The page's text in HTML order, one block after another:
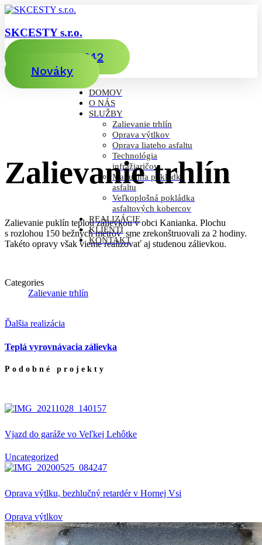
SKCESTY s.r.o.
0911 820 342
Nováky
DOMOV
O NÁS
SLUŽBY
Zalievanie trhlín
Oprava výtlkov
Oprava liateho asfaltu
Technológia
infražiaričov
Manuálna pokládka
asfaltu
Veľkoplošná pokládka
asfaltových kobercov
REALIZÁCIE
KLIENTI
KONTAKT
Zalievanie trhlín
Zalievanie puklín teplou zálievkou v obci Kanianka. Plochu
s rozlohou 150 bežných metrov sme zrekonštruovali za 2 hodiny.
Takéto opravy však vieme realizovať aj studenou zálievkou.
Categories
Zalievanie trhlín
Ďalšia realizácia
Teplá vyrovnávacia zálievka
Podobné projekty
Vjazd do garáže vo Veľkej Lehôtke
Uncategorized
Oprava výtlku, bezhlučný retardér v Hornej Vsi
Oprava výtlkov